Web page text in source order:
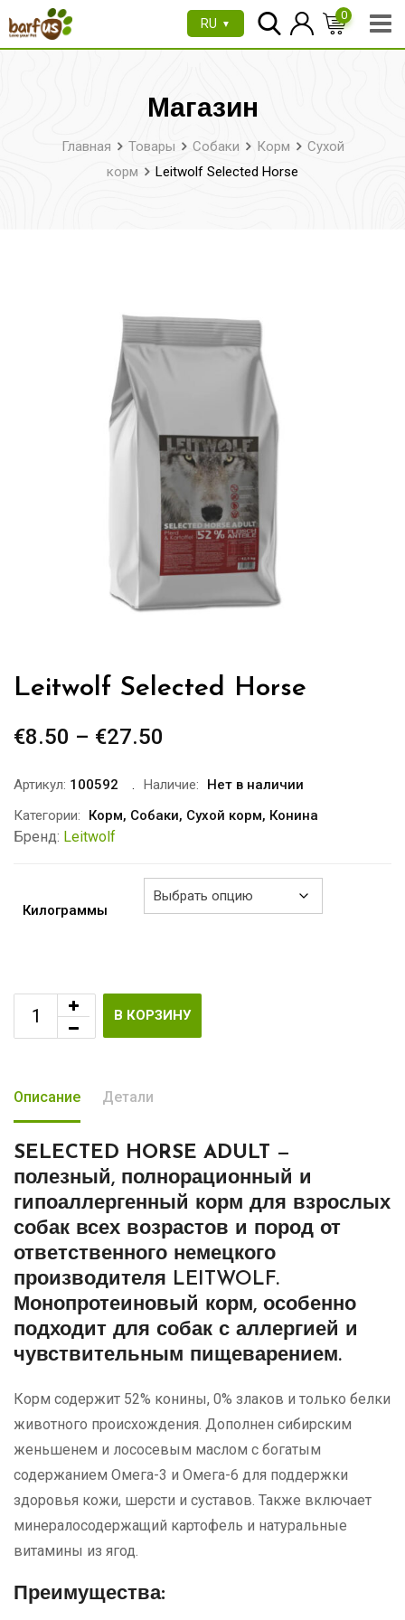
Перейти
RU ▼
0
Магазин
Главная Товары Собаки Корм
Сухой
корм
Leitwolf Selected Horse
Leitwolf Selected Horse
€8.50 – €27.50
€8.50
–
Артикул: 100592 Наличие:
Нет в наличии
Категории:
Корм, Собаки, Сухой корм, Конина
Бренд: Leitwolf
Килограммы
В КОРЗИНУ
Описание Детали
SELECTED HORSE ADULT —
полезный, полнорационный и
гипоаллергенный корм для взрослых
собак всех возрастов и пород от
ответственного немецкого
производителя LEITWOLF.
Монопротеиновый корм, особенно
подходит для собак с аллергией и
чувствительным пищеварением.
Корм содержит 52% конины, 0% злаков и только белки
животного происхождения. Дополнен сибирским
женьшенем и лососевым маслом с богатым
содержанием Омега-3 и Омега-6 для поддержки
здоровья кожи, шерсти и суставов. Также включает
минералосодержащий картофель и натуральные
витамины из ягод.
Преимущества: